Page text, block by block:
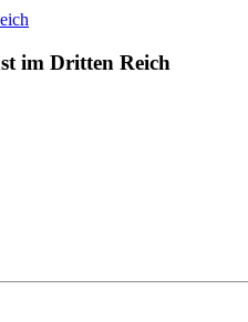
im Dritten Reich